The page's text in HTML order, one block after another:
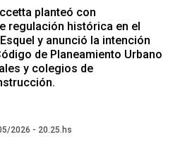
planteó con
regulación histórica en el
y anunció la intención
de Planeamiento Urbano
y colegios de
2026 - 20.25.hs